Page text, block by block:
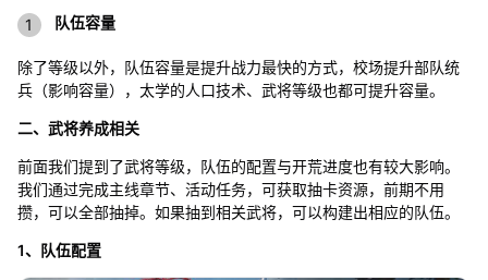
队伍容量
除了等级以外，队伍容量是提升战力最快的方式，校场提升部队统
兵（影响容量），太学的人口技术、武将等级也都可提升容量。
二、武将养成相关
前面我们提到了武将等级，队伍的配置与开荒进度也有较大影响。
我们通过完成主线章节、活动任务，可获取抽卡资源，前期不用
攒，可以全部抽掉。如果抽到相关武将，可以构建出相应的队伍。
1、队伍配置